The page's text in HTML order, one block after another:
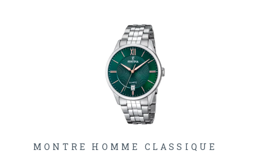
MONTRE HOMME CLASSIQUE